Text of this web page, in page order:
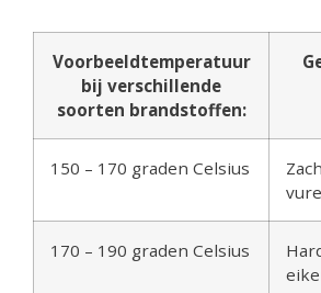
Voorbeeldtemperatuur
bij verschillende
soorten brandstoffen:
150 – 170 graden Celsius
170 – 190 graden Celsius